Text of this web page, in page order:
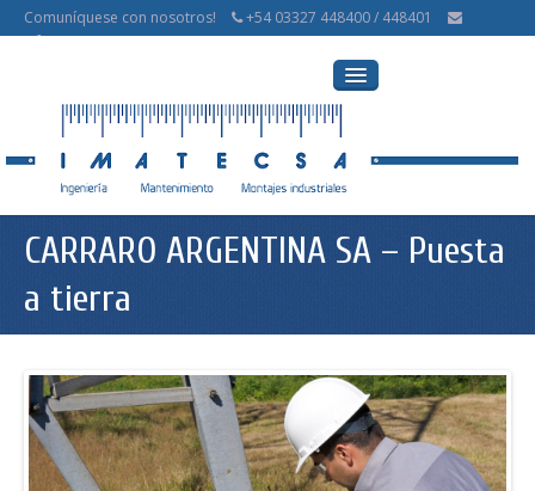
Comuníquese con nosotros!
+54 03327 448400 / 448401
info@imatecsa.com.ar
inicio
contacto
CARRARO ARGENTINA SA – Puesta
a tierra